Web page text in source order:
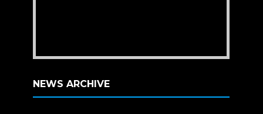
NEWS ARCHIVE